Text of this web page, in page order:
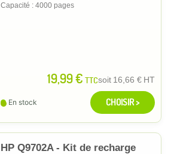
Capacité : 4000 pages
19,99 € TTCsoit 16,66 € HT
En stock CHOISIR >
HP Q9702A - Kit de recharge